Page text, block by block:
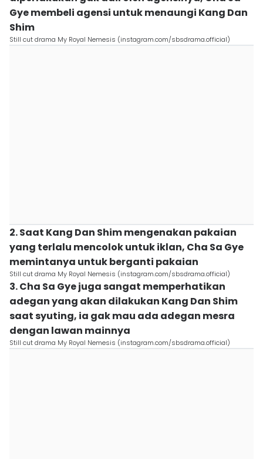
Gye membeli agensi untuk menaungi Kang Dan
Shim
Still cut drama My Royal Nemesis (instagram.com/sbsdrama.official)
2. Saat Kang Dan Shim mengenakan pakaian
yang terlalu mencolok untuk iklan, Cha Sa Gye
memintanya untuk berganti pakaian
Still cut drama My Royal Nemesis (instagram.com/sbsdrama.official)
3. Cha Sa Gye juga sangat memperhatikan
adegan yang akan dilakukan Kang Dan Shim
saat syuting, ia gak mau ada adegan mesra
dengan lawan mainnya
Still cut drama My Royal Nemesis (instagram.com/sbsdrama.official)